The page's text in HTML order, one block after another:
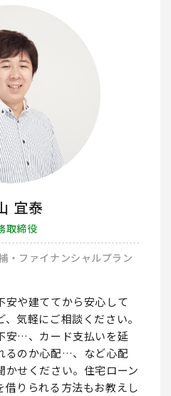
宜泰
取締役
・ファイナンシャルプラン
安や建ててから安心して
気軽にご相談ください。
安…、カード支払いを延
るのか心配…、など心配
かせください。住宅ローン
借りられる方法もお教えし